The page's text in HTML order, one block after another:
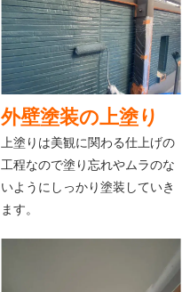
外壁塗装の上塗り
上塗りは美観に関わる仕上げの
工程なので塗り忘れやムラのな
いようにしっかり塗装していき
ます。